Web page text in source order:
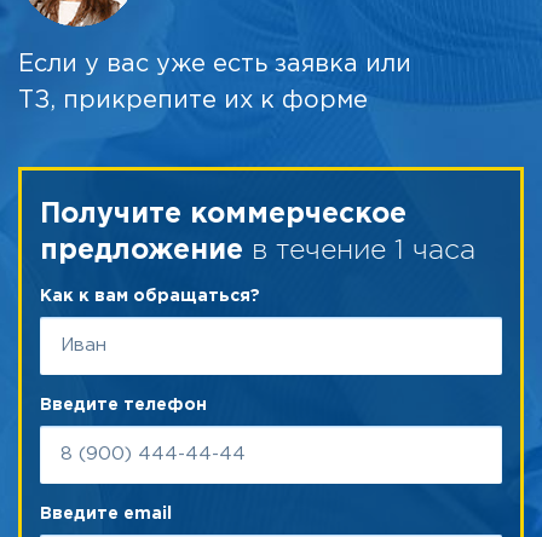
Если у вас уже есть заявка или
ТЗ, прикрепите их к форме
Получите коммерческое
предложение в течение 1 часа
Как к вам обращаться?
Введите телефон
Введите email